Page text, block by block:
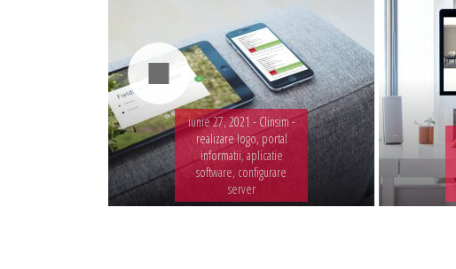
iunie 27, 2021 - Clinsim -
realizare logo, portal
informatii, aplicatie
software, configurare
server